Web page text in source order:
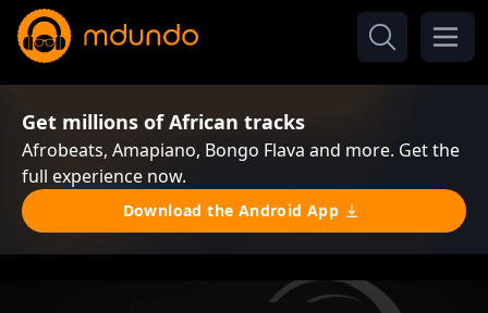
Get millions of African tracks
Afrobeats, Amapiano, Bongo Flava and more. Get the
full experience now.
Download the Android App